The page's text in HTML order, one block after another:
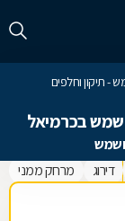
- תיקון וחלפים
בכרמיאל
דירוג מרחק ממני